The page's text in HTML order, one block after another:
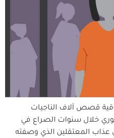
قصص آلاف الناجيات
خلال سنوات الصراع في
عذاب المعتقلين الذي وصفته